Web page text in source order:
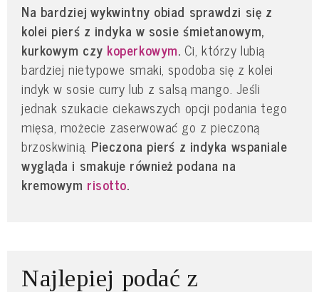
Na bardziej wykwintny obiad sprawdzi się z
kolei pierś z indyka w sosie śmietanowym,
kurkowym czy koperkowym. Ci, którzy lubią
bardziej nietypowe smaki, spodoba się z kolei
indyk w sosie curry lub z salsą mango. Jeśli
jednak szukacie ciekawszych opcji podania tego
mięsa, możecie zaserwować go z pieczoną
brzoskwinią. Pieczona pierś z indyka wspaniale
wygląda i smakuje również podana na
kremowym risotto.
Najlepiej podać z